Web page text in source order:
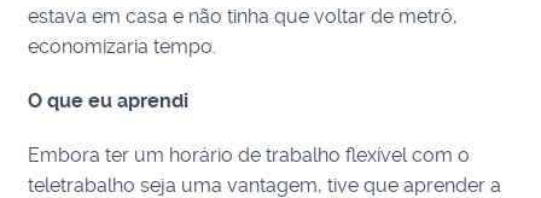
estava em casa e não tinha que voltar de metrô,
economizaria tempo.
O que eu aprendi
Embora ter um horário de trabalho flexível com o
teletrabalho seja uma vantagem, tive que aprender a